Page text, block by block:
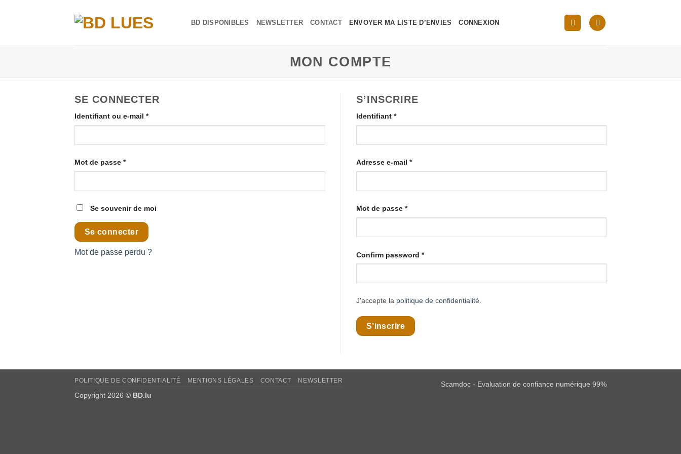
BD DISPONIBLES NEWSLETTER CONTACT ENVOYER MA LISTE D’ENVIES CONNEXION
MON COMPTE
SE CONNECTER
Identifiant ou e-mail *Obligatoire
Mot de passe *Obligatoire
Se souvenir de moi
Se connecter
Mot de passe perdu ?
S’INSCRIRE
Identifiant *Obligatoire
Adresse e-mail *Obligatoire
Mot de passe *Obligatoire
Confirm password *
J'accepte la politique de confidentialité
S’inscrire
Scamdoc - Evaluation de confiance numérique 99%
POLITIQUE DE CONFIDENTIALITÉ MENTIONS LÉGALES CONTACT NEWSLETTER
Copyright 2026 © BD.lu